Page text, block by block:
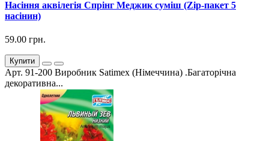
Насіння аквілегія Спрінг Меджик суміш (Zip-пакет 5
насінин)
59.00 грн.
Купити
Арт. 91-200 Виробник Satimex (Німеччина) .Багаторічна
декоративна...